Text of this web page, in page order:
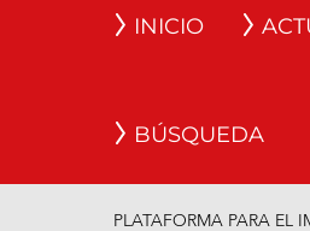
INICIO
BÚSQUEDA
PLATAFORMA PARA EL